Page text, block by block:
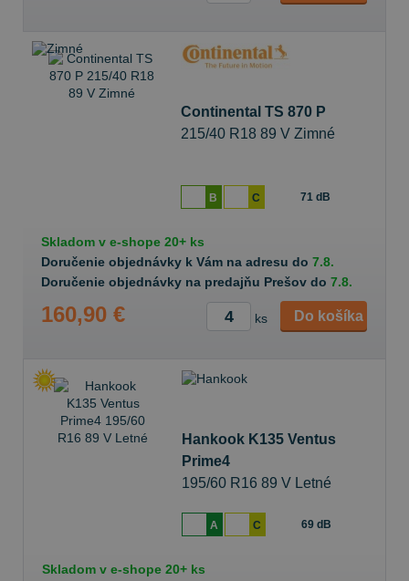
Continental TS 870 P
215/40 R18 89 V Zimné
B C 71 dB
Skladom v e-shope 20+ ks
Doručenie objednávky k Vám na adresu do 7.8.
Doručenie objednávky na predajňu Prešov do 7.8.
160,90 € ks Do košíka
Hankook K135 Ventus
Prime4
195/60 R16 89 V Letné
A C 69 dB
Skladom v e-shope 20+ ks